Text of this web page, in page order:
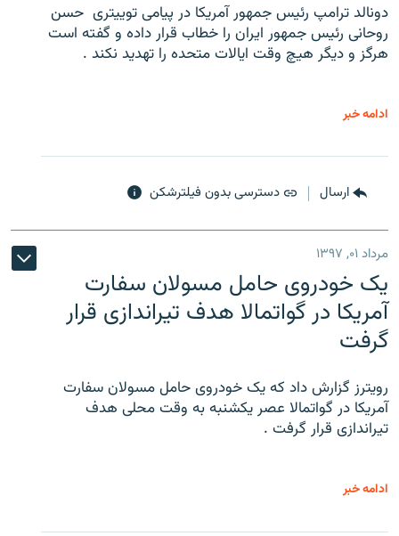
دونالد ترامپ رئیس جمهور آمریکا در پیامی توییتری ‌ حسن
روحانی رئیس جمهور ایران را خطاب قرار داده و گفته است
هرگز و دیگر هیچ وقت ایالات متحده را تهدید نکند .
ادامه خبر
ارسال دسترسی بدون فیلترشکن
مرداد ۰۱, ۱۳۹۷
یک خودروی حامل مسولان سفارت
آمریکا در گواتمالا هدف تیراندازی قرار
گرفت
رویترز گزارش داد که یک خودروی حامل مسولان سفارت
آمریکا در گواتمالا عصر یکشنبه به وقت محلی هدف
تیراندازی قرار گرفت .
ادامه خبر